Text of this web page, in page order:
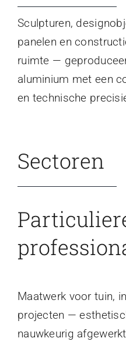
Sculpturen,
panelen en
ruimte —
aluminium met een
en technische
Sectoren
Maatwerk voor tuin,
projecten —
nauwkeurig